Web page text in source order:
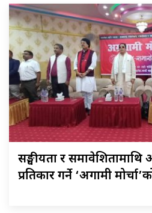
सङ्घीयता र
प्रतिकार गर्ने ‘अग्रगामी